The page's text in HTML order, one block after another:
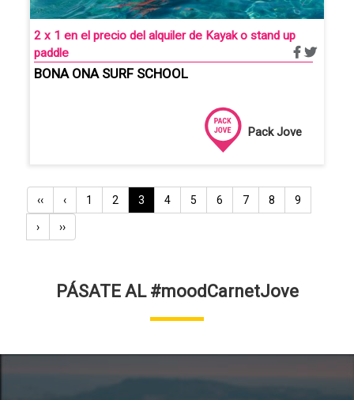
Pack Jove
2 x 1 en el precio del alquiler de Kayak o stand up
paddle
BONA ONA SURF SCHOOL
PaginaciónPrimera
página
‹‹
Página
anterior
‹ Pàgina
1 Pàgina
2
Página
actual
3 Pàgina
4 Pàgina
5 Pàgina
6 Pàgina
7 Pàgina
8 Pàgina
9
Siguiente
página
›
Última
página
››
PÁSATE AL #moodCarnetJove